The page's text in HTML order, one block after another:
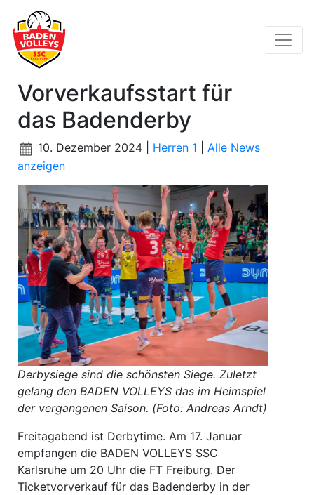
Vorverkaufsstart für
das Badenderby
10. Dezember 2024 | Herren 1
Alle News
anzeigen
Derbysiege sind die schönsten Siege. Zuletzt
gelang den BADEN VOLLEYS das im Heimspiel
der vergangenen Saison. (Foto: Andreas Arndt)
Freitagabend ist Derbytime. Am 17. Januar
empfangen die BADEN VOLLEYS SSC
Karlsruhe um 20 Uhr die FT Freiburg. Der
Ticketvorverkauf für das Badenderby in der